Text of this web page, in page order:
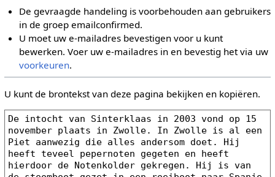
De gevraagde handeling is voorbehouden aan gebruikers
in de groep emailconfirmed.
U moet uw e-mailadres bevestigen voor u kunt
bewerken. Voer uw e-mailadres in en bevestig het via uw
voorkeuren.
U kunt de brontekst van deze pagina bekijken en kopiëren.